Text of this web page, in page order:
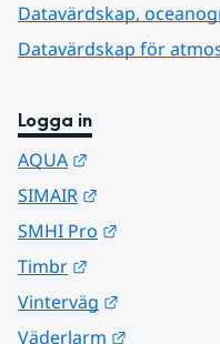
Datavärdskap,
Datavärdskap för
Logga in
AQUA
SIMAIR
SMHI Pro
Timbr
Vinterväg
Väderlarm